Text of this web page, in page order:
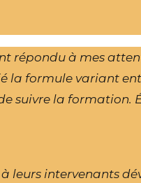
répondu à mes
la formule variant
suivre la
leurs intervenants